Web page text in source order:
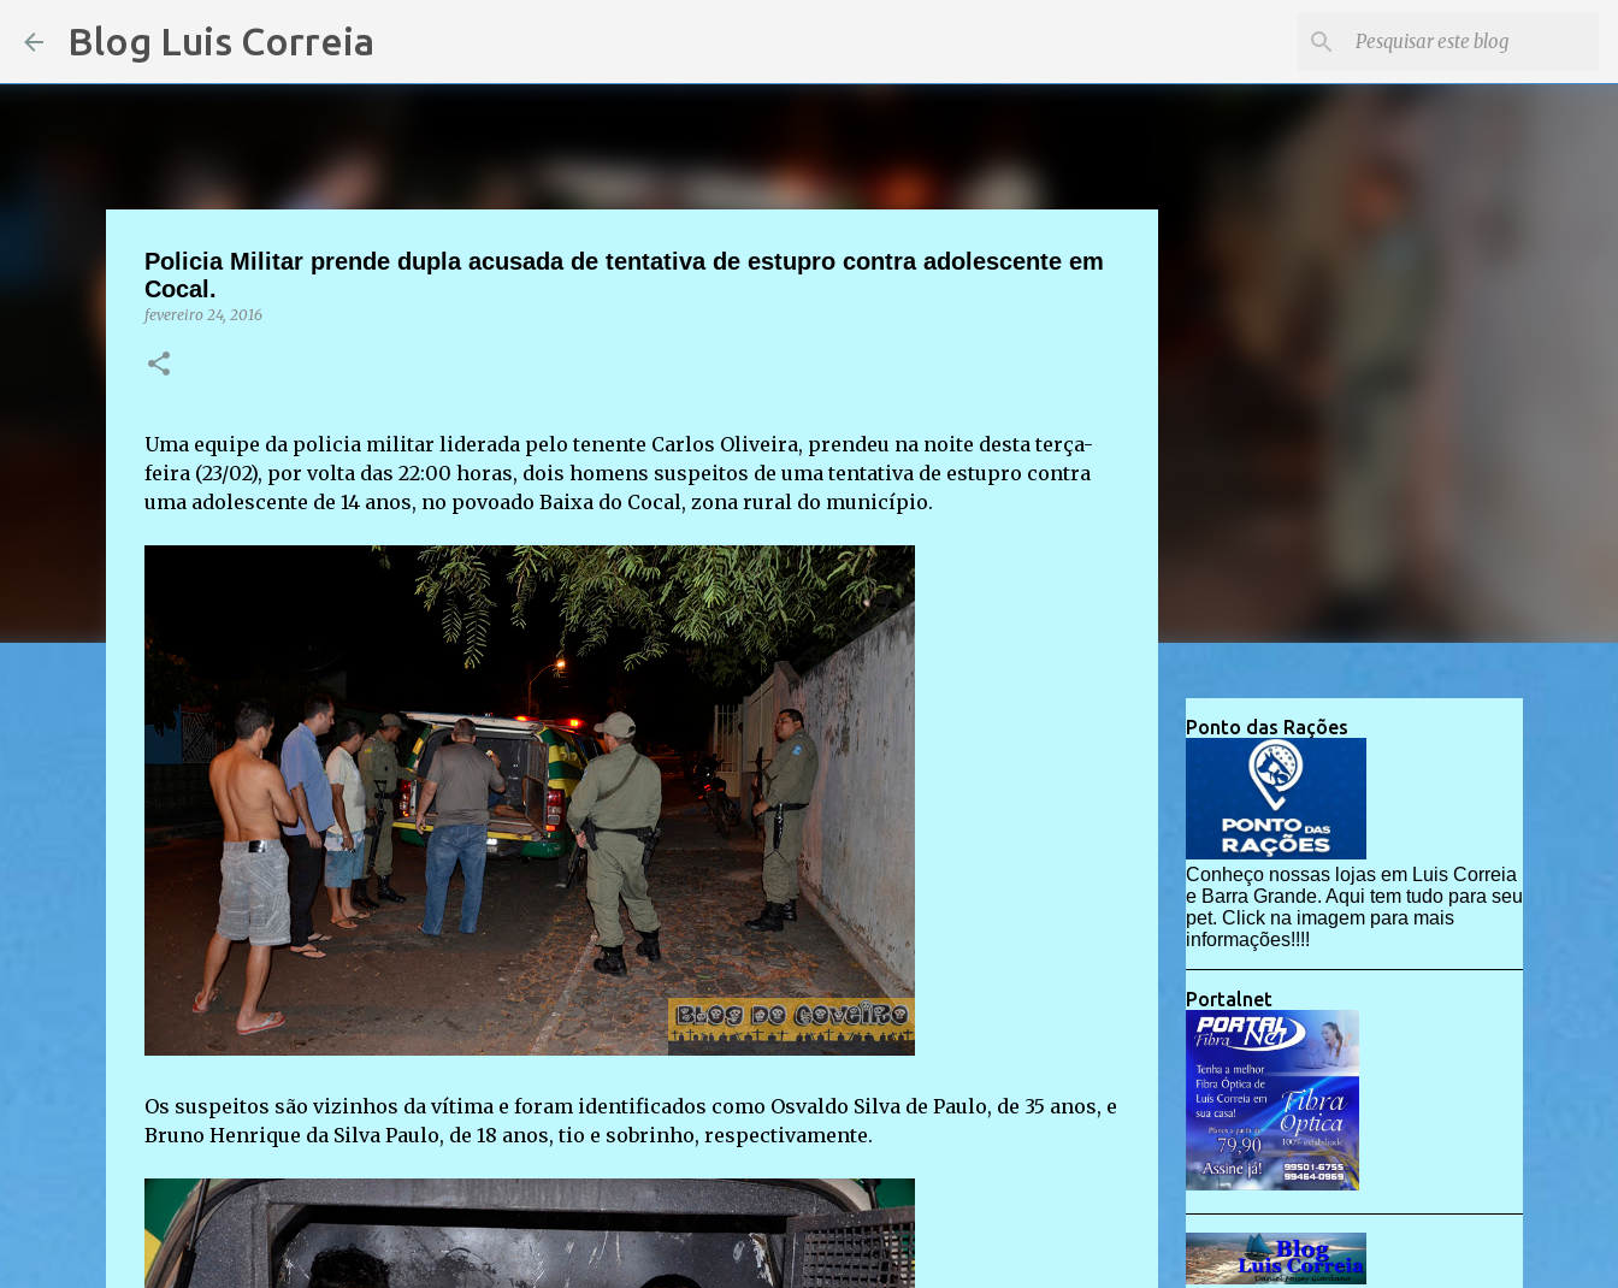
Blog Luis Correia
Policia Militar prende dupla acusada de tentativa de estupro contra adolescente em
Cocal.
fevereiro 24, 2016
Uma equipe da policia militar liderada pelo tenente Carlos Oliveira, prendeu na noite desta terça-
feira (23/02), por volta das 22:00 horas, dois homens suspeitos de uma tentativa de estupro contra
uma adolescente de 14 anos, no povoado Baixa do Cocal, zona rural do município.
Os suspeitos são vizinhos da vítima e foram identificados como Osvaldo Silva de Paulo, de 35 anos, e
Bruno Henrique da Silva Paulo, de 18 anos, tio e sobrinho, respectivamente.
Ponto das Rações
Conheço nossas lojas em Luis Correia
e Barra Grande. Aqui tem tudo para seu
pet. Click na imagem para mais
informações!!!!
Portalnet